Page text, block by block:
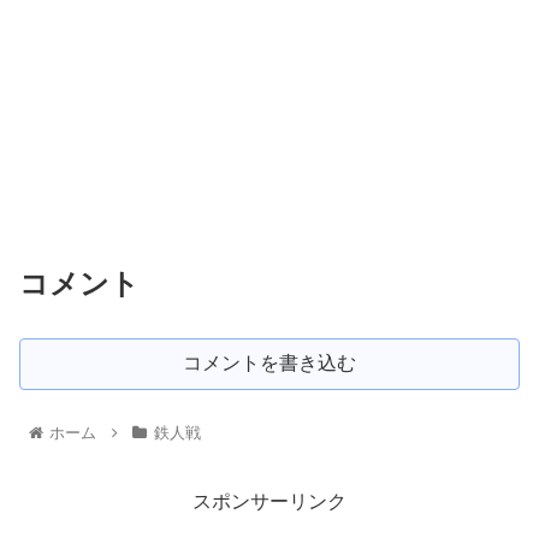
コメント
コメントを書き込む
ホーム 鉄人戦
スポンサーリンク